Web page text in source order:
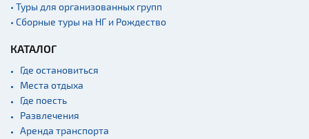
Памятники
Памятники известным
Монастыри
Костелы
• Туры для организованных групп
• Сборные туры на НГ и Рождество
КАТАЛОГ
Где остановиться
Места отдыха
Где поесть
Развлечения
Аренда транспорта